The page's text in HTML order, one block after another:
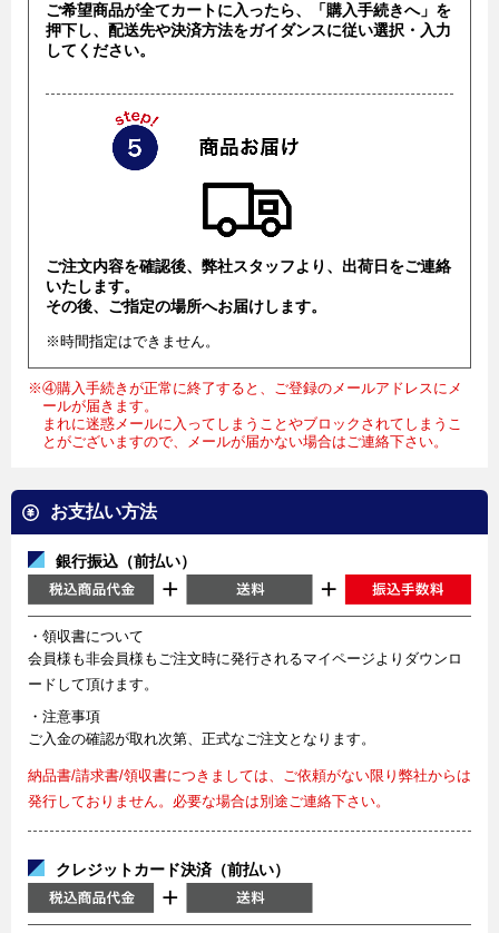
ご希望商品が全てカートに入ったら、「購入手続きへ」を
押下し、配送先や決済方法をガイダンスに従い選択・入力
してください。
ご注文内容を確認後、弊社スタッフより、出荷日をご連絡
いたします。
その後、ご指定の場所へお届けします。
※時間指定はできません。
※④購入手続きが正常に終了すると、ご登録のメールアドレスにメ
ールが届きます。
まれに迷惑メールに入ってしまうことやブロックされてしまうこ
とがございますので、メールが届かない場合はご連絡下さい。
お支払い方法
銀行振込（前払い）
・領収書について
会員様も非会員様もご注文時に発行されるマイページよりダウンロ
ードして頂けます。
・注意事項
ご入金の確認が取れ次第、正式なご注文となります。
納品書/請求書/領収書につきましては、ご依頼がない限り弊社からは
発行しておりません。必要な場合は別途ご連絡下さい。
クレジットカード決済（前払い）